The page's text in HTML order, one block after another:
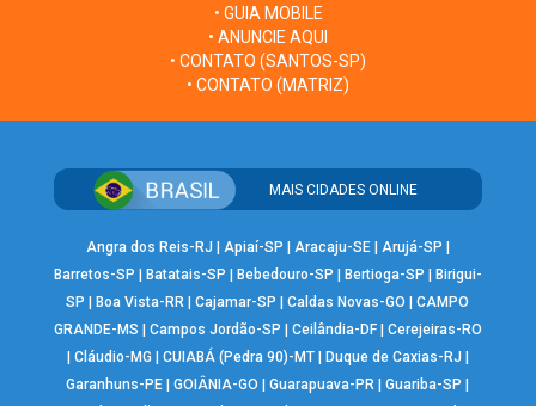
• GUIA MOBILE
• ANUNCIE AQUI
• CONTATO (SANTOS-SP)
• CONTATO (MATRIZ)
MAIS CIDADES ONLINE
Angra dos Reis-RJ | Apiaí-SP | Aracaju-SE| Arujá-SP |
Barretos-SP | Batatais-SP | Bebedouro-SP | Bertioga-SP | Birigui-
SP |Boa Vista-RR |Cajamar-SP |Caldas Novas-GO |CAMPO
GRANDE-MS | Campos Jordão-SP | Ceilândia-DF| Cerejeiras-RO
| Cláudio-MG | CUIABÁ (Pedra 90)-MT| Duque de Caxias-RJ |
Garanhuns-PE |GOIÂNIA-GO |Guarapuava-PR |Guariba-SP |